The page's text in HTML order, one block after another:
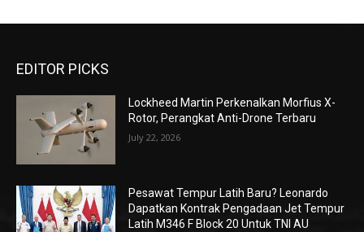
EDITOR PICKS
Lockheed Martin Perkenalkan Morfius X-
Rotor, Perangkat Anti-Drone Terbaru
July 22, 2026
Pesawat Tempur Latih Baru? Leonardo
Dapatkan Kontrak Pengadaan Jet Tempur
Latih M346 F Block 20 Untuk TNI AU